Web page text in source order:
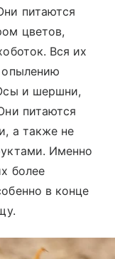
питаются
цветов,
Вся их
опылению
и шершни,
питаются
а также не
Именно
более
в конце